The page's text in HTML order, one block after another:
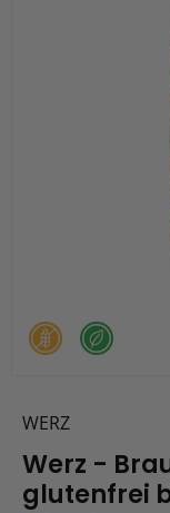
WERZ
Werz -
glutenfrei